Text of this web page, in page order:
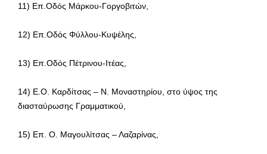
11) Επ.Οδός Μάρκου-Γοργοβιτών,
12) Επ.Οδός Φύλλου-Κυψέλης,
13) Επ.Οδός Πέτρινου-Ιτέας,
14) Ε.Ο. Καρδίτσας – Ν. Μοναστηρίου, στο ύψος της
διασταύρωσης Γραμματικού,
15) Επ. Ο. Μαγουλίτσας – Λαζαρίνας,